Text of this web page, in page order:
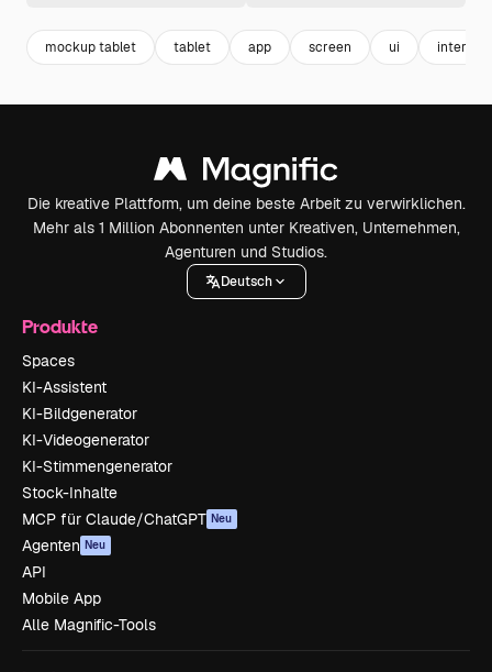
mockup tablet tablet app screen ui
Die kreative Plattform, um deine beste Arbeit zu verwirklichen.
Mehr als 1 Million Abonnenten unter Kreativen, Unternehmen,
Agenturen und Studios.
Deutsch
Produkte
Spaces
KI-Assistent
KI-Bildgenerator
KI-Videogenerator
KI-Stimmengenerator
Stock-Inhalte
MCP für Claude/ChatGPT Neu
Agenten Neu
API
Mobile App
Alle Magnific-Tools